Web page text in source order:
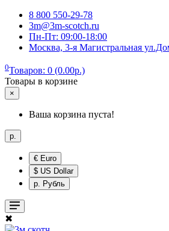
8 800 550-29-78
3m@3m-scotch.ru
Пн-Пт: 09:00-18:00
Москва, 3-я Магистральная
0Товаров: 0 (0.00р.)
Товары в корзине
×
Ваша корзина пуста!
р.
€ Euro
$ US Dollar
р. Рубль
✖